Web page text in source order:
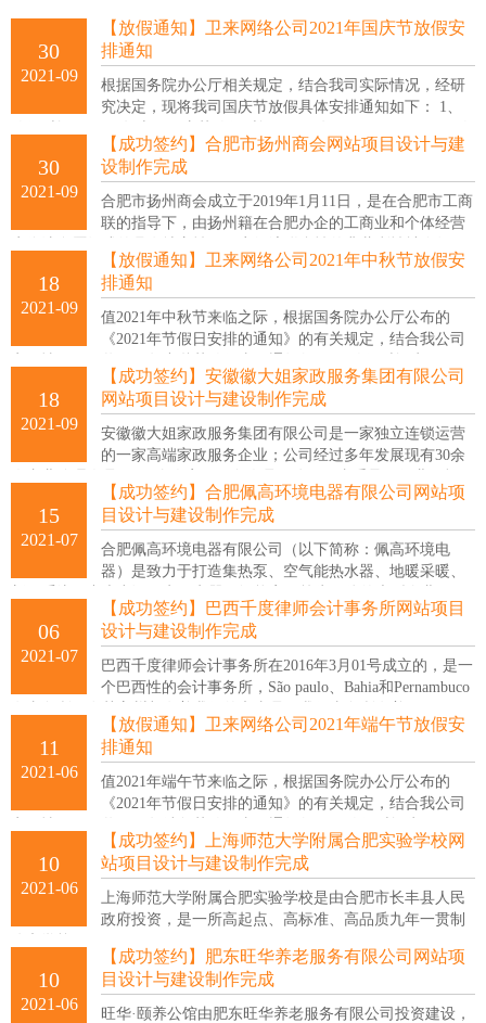
30
2021-09
【放假通知】卫来网络公司2021年国庆节放假安
排通知
根据国务院办公厅相关规定，结合我司实际情况，经研
究决定，现将我司国庆节放假具体安排通知如下： 1、
假，共放假7天。
30
2021-09
【成功签约】合肥市扬州商会网站项目设计与建
设制作完成
合肥市扬州商会成立于2019年1月11日，是在合肥市工商
联的指导下，由扬州籍在合肥办企的工商业和个体经营
18
2021-09
【放假通知】卫来网络公司2021年中秋节放假安
排通知
值2021年中秋节来临之际，根据国务院办公厅公布的
《2021年节假日安排的通知》的有关规定，结合我公司
年9月19日-2021年9月21日共3天；2021年9月26日（周日）正常上班，
特此通知！
18
2021-09
【成功签约】安徽徽大姐家政服务集团有限公司
网站项目设计与建设制作完成
安徽徽大姐家政服务集团有限公司是一家独立连锁运营
的一家高端家政服务企业；公司经过多年发展现有30余
范，先规范自己，公司把客户满意度放在第一位，励志做行业好的售
后服务！
15
2021-07
【成功签约】合肥佩高环境电器有限公司网站项
目设计与建设制作完成
合肥佩高环境电器有限公司（以下简称：佩高环境电
器）是致力于打造集热泵、空气能热水器、地暖采暖、
06
2021-07
【成功签约】巴西千度律师会计事务所网站项目
设计与建设制作完成
巴西千度律师会计事务所在2016年3月01号成立的，是一
个巴西性的会计事务所，São paulo、Bahia和Pernambuco
11
2021-06
【放假通知】卫来网络公司2021年端午节放假安
排通知
值2021年端午节来临之际，根据国务院办公厅公布的
《2021年节假日安排的通知》的有关规定，结合我公司
年6月12日-2021年6月14日共3天；2021年6月15日（周二）正常上班，
特此通知！
10
2021-06
【成功签约】上海师范大学附属合肥实验学校网
站项目设计与建设制作完成
上海师范大学附属合肥实验学校是由合肥市长丰县人民
政府投资，是一所高起点、高标准、高品质九年一贯制
10
2021-06
【成功签约】肥东旺华养老服务有限公司网站项
目设计与建设制作完成
旺华·颐养公馆由肥东旺华养老服务有限公司投资建设，